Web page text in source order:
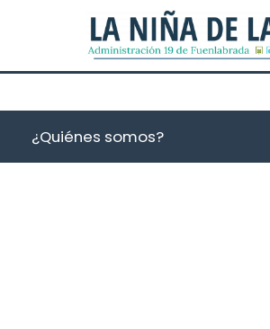
¿Quiénes somos?